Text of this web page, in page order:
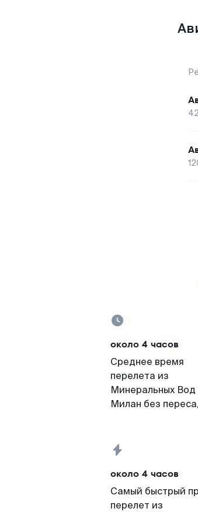
42
около 4 часов
Среднее время
перелета из
Минеральных Вод
Милан без
около 4 часов
Самый быстрый
перелет из